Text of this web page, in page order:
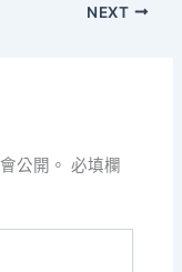
NEXT
公開。 必填欄